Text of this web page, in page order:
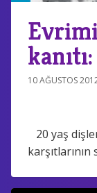
10 AĞUSTOS
20 yaş
karşıtlarının